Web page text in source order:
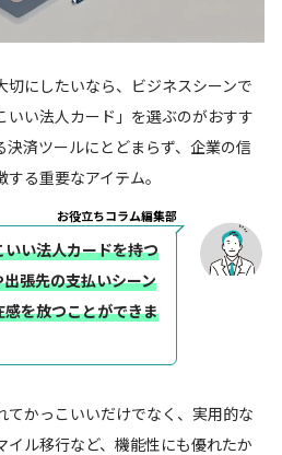
にしたいなら、ビジネスシーンで
いい法人カード」を選ぶのがおすす
済ツールにとどまらず、企業の信
る重要なアイテム。
お役立ちコラム編集部
い法人カードを持つ
張先の支払いシーン
を放つことができま
てかっこいいだけでなく、実用的な
イル移行など、機能性にも優れたか